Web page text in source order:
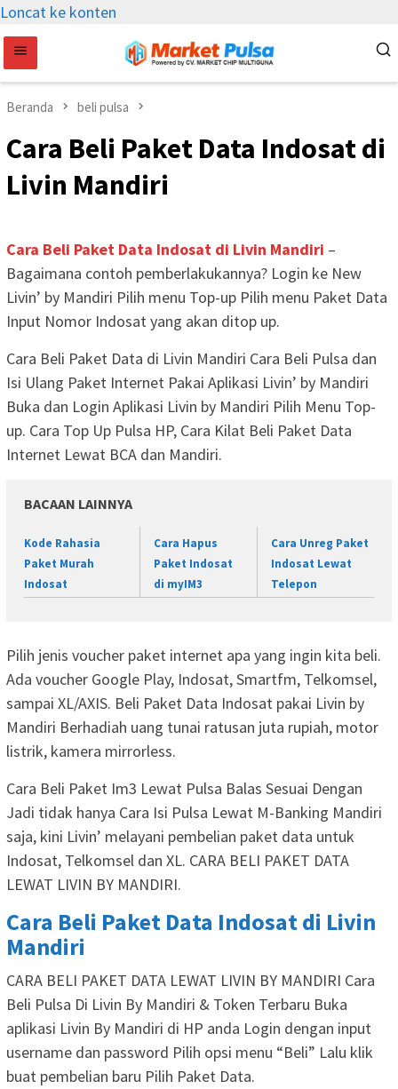
Loncat ke konten
Beranda beli pulsa
Cara Beli Paket Data Indosat di
Livin Mandiri
Cara Beli Paket Data Indosat di Livin Mandiri –
Bagaimana contoh pemberlakukannya? Login ke New
Livin’ by Mandiri Pilih menu Top-up Pilih menu Paket Data
Input Nomor Indosat yang akan ditop up.
Cara Beli Paket Data di Livin Mandiri Cara Beli Pulsa dan
Isi Ulang Paket Internet Pakai Aplikasi Livin’ by Mandiri
Buka dan Login Aplikasi Livin by Mandiri Pilih Menu Top-
up. Cara Top Up Pulsa HP, Cara Kilat Beli Paket Data
Internet Lewat BCA dan Mandiri.
BACAAN LAINNYA
Kode Rahasia
Paket Murah
Indosat
Cara Hapus
Paket Indosat
di myIM3
Cara Unreg Paket
Indosat Lewat
Telepon
Pilih jenis voucher paket internet apa yang ingin kita beli.
Ada voucher Google Play, Indosat, Smartfm, Telkomsel,
sampai XL/AXIS. Beli Paket Data Indosat pakai Livin by
Mandiri Berhadiah uang tunai ratusan juta rupiah, motor
listrik, kamera mirrorless.
Cara Beli Paket Im3 Lewat Pulsa Balas Sesuai Dengan
Jadi tidak hanya Cara Isi Pulsa Lewat M-Banking Mandiri
saja, kini Livin’ melayani pembelian paket data untuk
Indosat, Telkomsel dan XL. CARA BELI PAKET DATA
LEWAT LIVIN BY MANDIRI.
Cara Beli Paket Data Indosat di Livin
Mandiri
CARA BELI PAKET DATA LEWAT LIVIN BY MANDIRI Cara
Beli Pulsa Di Livin By Mandiri & Token Terbaru Buka
aplikasi Livin By Mandiri di HP anda Login dengan input
username dan password Pilih opsi menu “Beli” Lalu klik
buat pembelian baru Pilih Paket Data.